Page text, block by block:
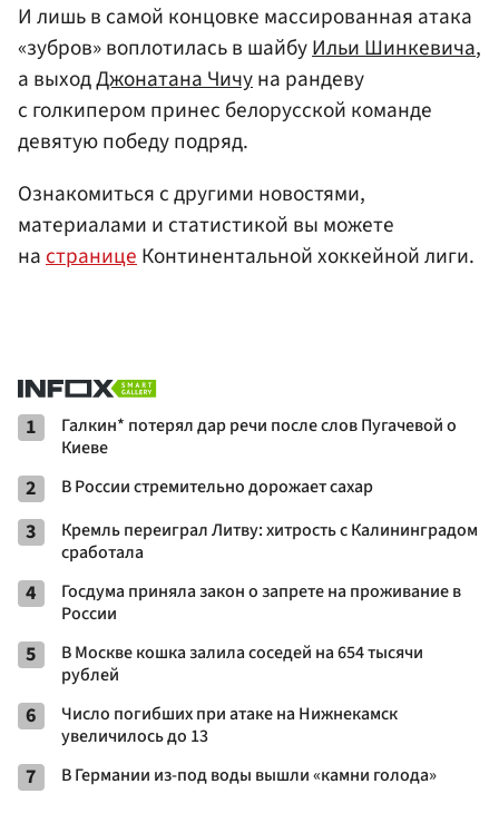
И лишь в самой концовке массированная атака
«зубров» воплотилась в шайбуИльи Шинкевича,
а выходДжонатана Чичуна рандеву
с голкипером принес белорусской команде
девятую победу подряд.
Ознакомиться с другими новостями,
материалами и статистикой вы можете
настраницеКонтинентальной хоккейной лиги.
1
Галкин* потерял дар речи после слов Пугачевой о
Киеве
2 В России стремительно дорожает сахар
3
Кремль переиграл Литву: хитрость с Калининградом
сработала
4
Госдума приняла закон о запрете на проживание в
России
5
В Москве кошка залила соседей на 654 тысячи
рублей
6
Число погибших при атаке на Нижнекамск
увеличилось до 13
7 В Германии из-под воды вышли «камни голода»